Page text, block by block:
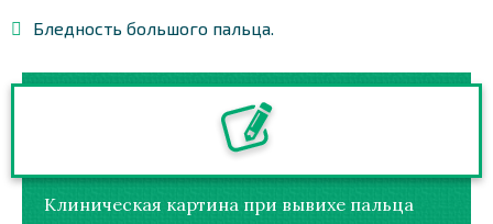
Бледность большого пальца.
Клиническая картина при вывихе пальца